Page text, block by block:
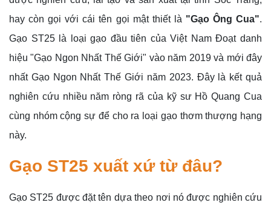
hay còn gọi với cái tên gọi mật thiết là "Gạo Ông Cua".
Gạo ST25 là loại gạo đầu tiên của Việt Nam Đoạt danh
hiệu "Gạo Ngon Nhất Thế Giới" vào năm 2019 và mới đây
nhất Gạo Ngon Nhất Thế Giới năm 2023. Đây là kết quả
nghiên cứu nhiều năm ròng rã của kỹ sư Hồ Quang Cua
cùng nhóm cộng sự để cho ra loại gạo thơm thượng hạng
này.
Gạo ST25 xuất xứ từ đâu?
Gạo ST25 được đặt tên dựa theo nơi nó được nghiên cứu